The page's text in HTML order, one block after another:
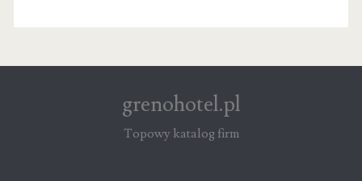
grenohotel.pl
Topowy katalog firm